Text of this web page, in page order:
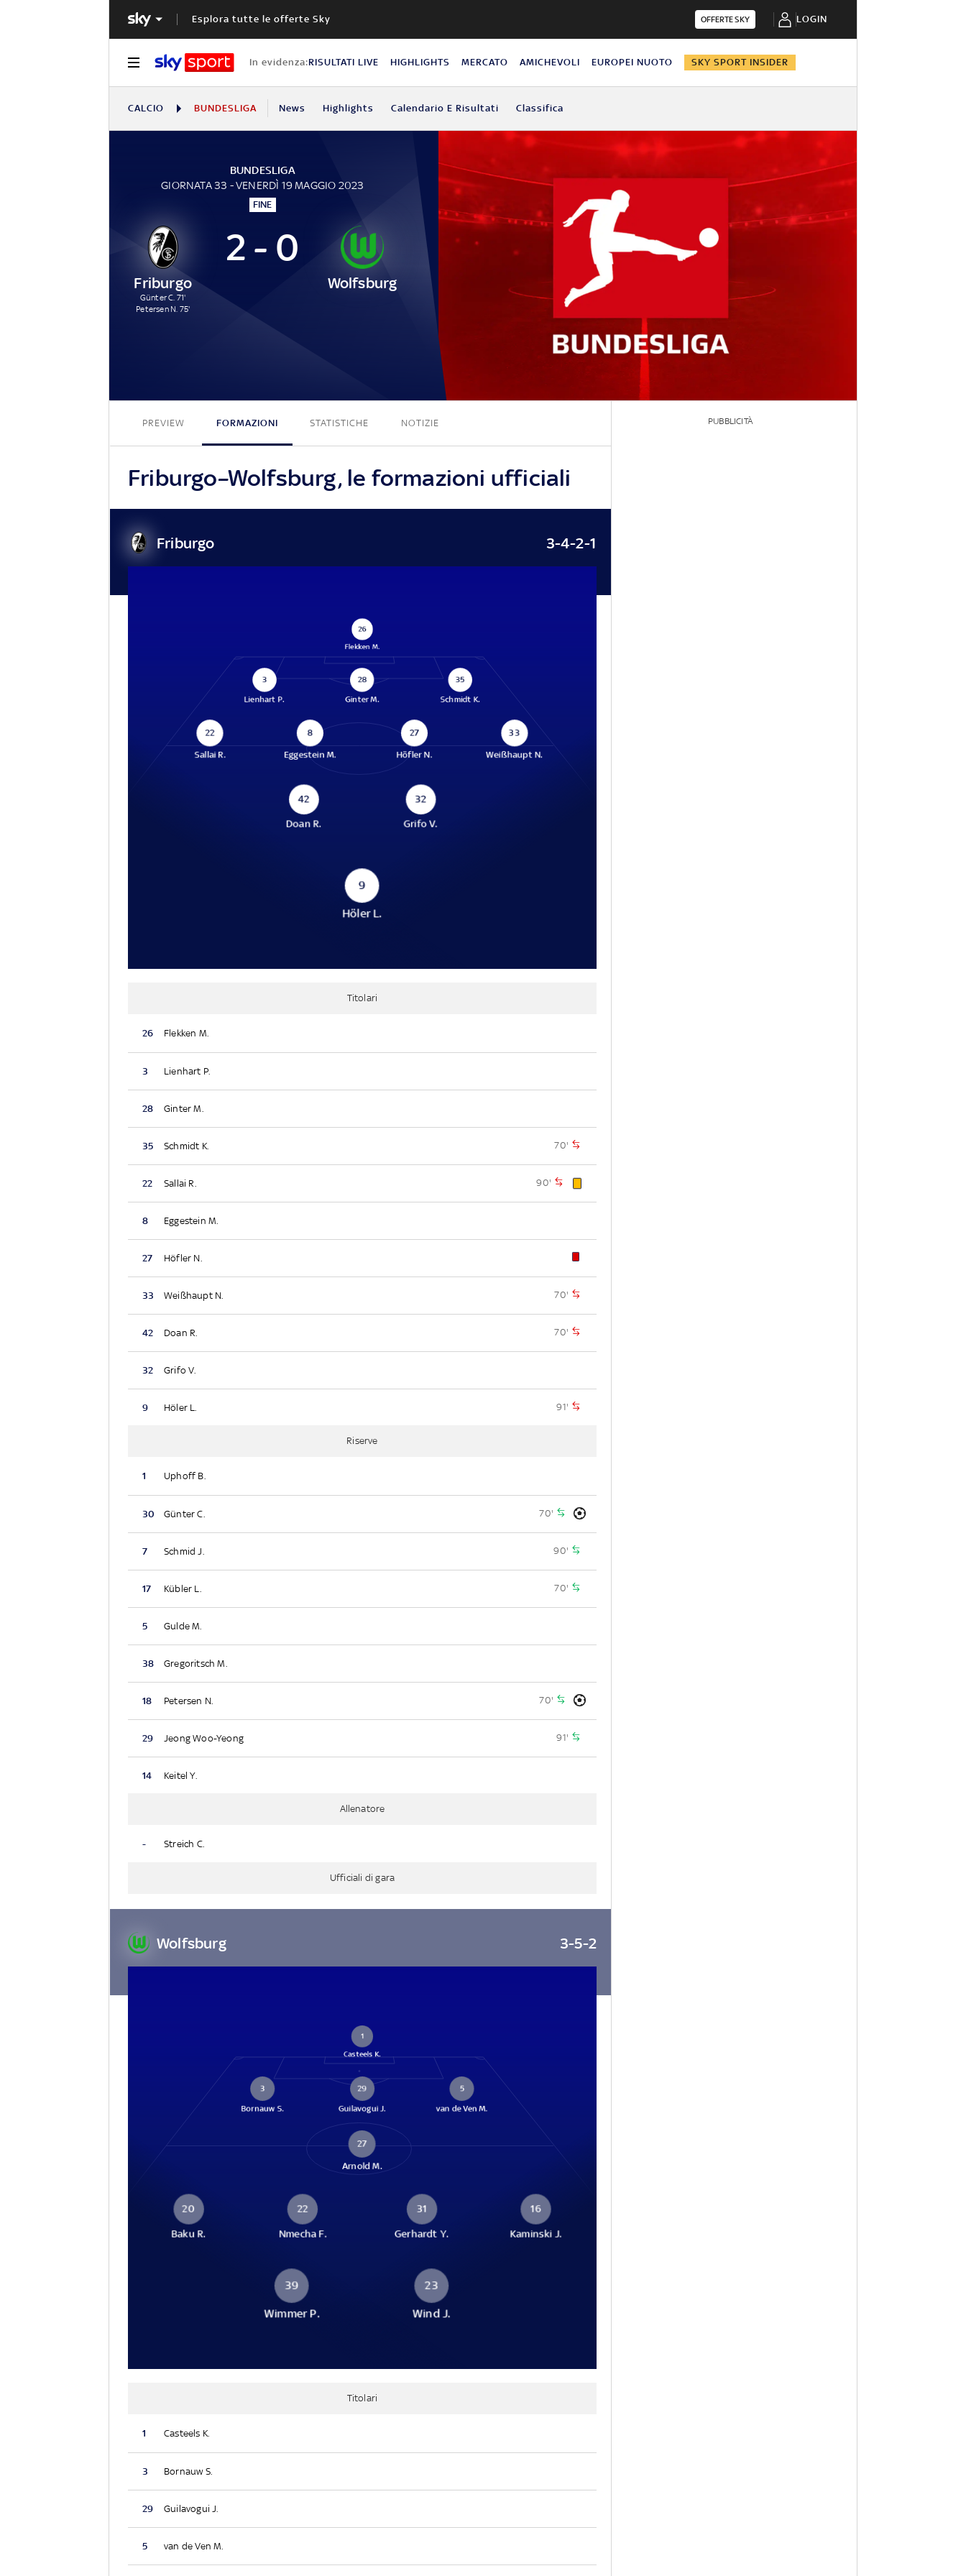
Esplora tutte le offerte Sky OFFERTE SKY LOGIN
In evidenza:RISULTATI LIVE HIGHLIGHTS MERCATO AMICHEVOLI EUROPEI NUOTO SKY SPORT INSIDER
CALCIO BUNDESLIGA News Highlights Calendario E Risultati Classifica
BUNDESLIGA
GIORNATA 33 - VENERDÌ 19 MAGGIO 2023
FINE
Friburgo
Günter C. 71'
Petersen N. 75'
2 - 0
Wolfsburg
PREVIEW FORMAZIONI STATISTICHE NOTIZIE
Friburgo–Wolfsburg, le formazioni ufficiali
Friburgo 3-4-2-1
26
Flekken M.
3
Lienhart P.
28
Ginter M.
35
Schmidt K.
22
Sallai R.
8
Eggestein M.
27
Höfler N.
33
Weißhaupt N.
32
Grifo V.
42
Doan R.
9
Höler L.
Titolari
26 Flekken M.
3 Lienhart P.
28 Ginter M.
35 Schmidt K. 70'
22 Sallai R. 90'
8 Eggestein M.
27 Höfler N.
33 Weißhaupt N. 70'
42 Doan R. 70'
32 Grifo V.
9 Höler L. 91'
Riserve
1 Uphoff B.
30 Günter C. 70'
7 Schmid J. 90'
17 Kübler L. 70'
5 Gulde M.
38 Gregoritsch M.
18 Petersen N. 70'
29 Jeong Woo-Yeong 91'
14 Keitel Y.
Allenatore
- Streich C.
Ufficiali di gara
Wolfsburg 3-5-2
1
Casteels K.
3
Bornauw S.
29
Guilavogui J.
5
van de Ven M.
27
Arnold M.
20
Baku R.
22
Nmecha F.
31
Gerhardt Y.
16
Kaminski J.
39
Wimmer P.
23
Wind J.
Titolari
1 Casteels K.
3 Bornauw S.
29 Guilavogui J.
5 van de Ven M.
PUBBLICITÀ